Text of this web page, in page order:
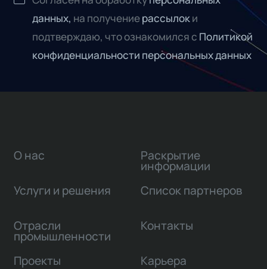
данных, на получениерассылоки
подтверждаю, что ознакомился с Политикой
конфиденциальности персональных данных
О нас
Услуги и решения
Отрасли
промышленности
Проекты
Раскрытие
информации
Список партнеров
Контакты
Карьера